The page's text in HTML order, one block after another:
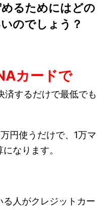
るためにはどの
のでしょう？
カードで
済するだけで最低でも
円使うだけで、1万マ
なります。
人がクレジットカー